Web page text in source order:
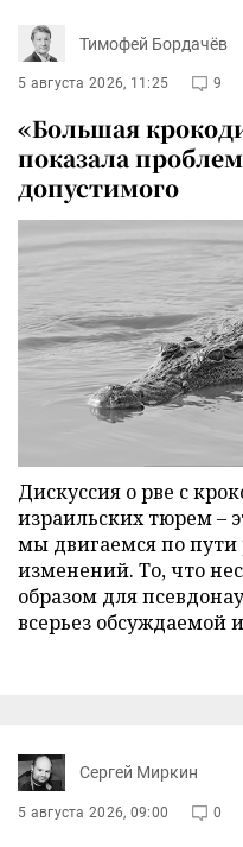
Тимофей Бордачёв
5 августа 2026, 11:25 9
«Большая
показала
допустимого
Дискуссия о рве с
израильских тюрем –
мы двигаемся по
изменений. То, что
образом для
всерьез обсуждаемой
Сергей Миркин
5 августа 2026, 09:00 0